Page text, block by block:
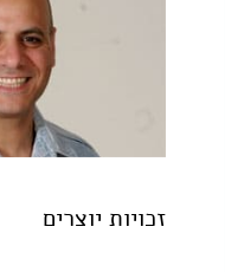
זכויות יוצרים